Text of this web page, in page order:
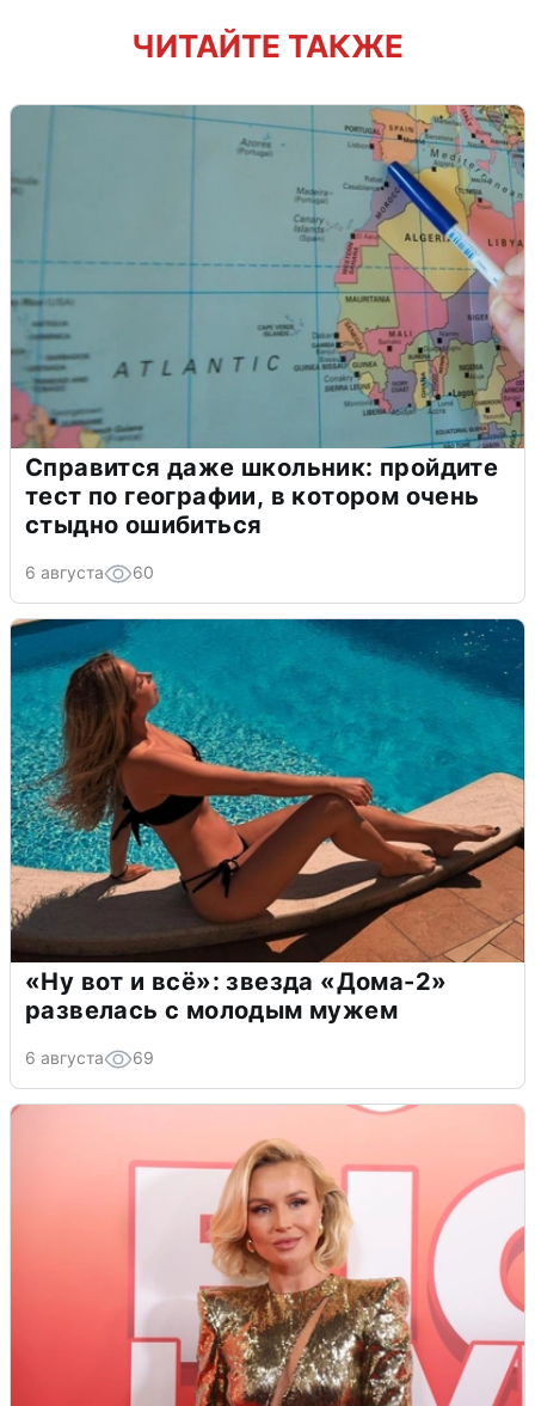
ЧИТАЙТЕ ТАКЖЕ
Справится даже школьник: пройдите
тест по географии, в котором очень
стыдно ошибиться
6 августа 60
«Ну вот и всё»: звезда «Дома-2»
развелась с молодым мужем
6 августа 69